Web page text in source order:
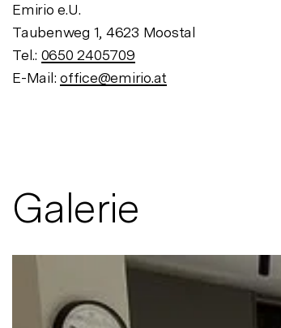
Emirio e.U.
Taubenweg 1, 4623 Moostal
Tel.: 0650 2405709
E-Mail: office@emirio.at
Galerie